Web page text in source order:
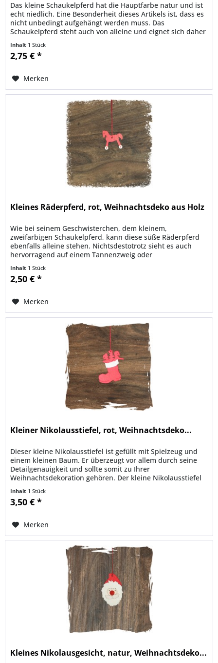
Das kleine Schaukelpferd hat die Hauptfarbe natur und ist
echt niedlich. Eine Besonderheit dieses Artikels ist, dass es
nicht unbedingt aufgehängt werden muss. Das
Schaukelpferd steht auch von alleine und eignet sich daher
Inhalt 1 Stück
2,75 € *
Merken
Kleines Räderpferd, rot, Weihnachtsdeko aus Holz
Wie bei seinem Geschwisterchen, dem kleinem,
zweifarbigen Schaukelpferd, kann diese süße Räderpferd
ebenfalls alleine stehen. Nichtsdestotrotz sieht es auch
hervorragend auf einem Tannenzweig oder
Inhalt 1 Stück
2,50 € *
Merken
Kleiner Nikolausstiefel, rot, Weihnachtsdeko...
Dieser kleine Nikolausstiefel ist gefüllt mit Spielzeug und
einem kleinen Baum. Er überzeugt vor allem durch seine
Detailgenauigkeit und sollte somit zu Ihrer
Weihnachtsdekoration gehören. Der kleine Nikolausstiefel
Inhalt 1 Stück
3,50 € *
Merken
Kleines Nikolausgesicht, natur, Weihnachtsdeko...